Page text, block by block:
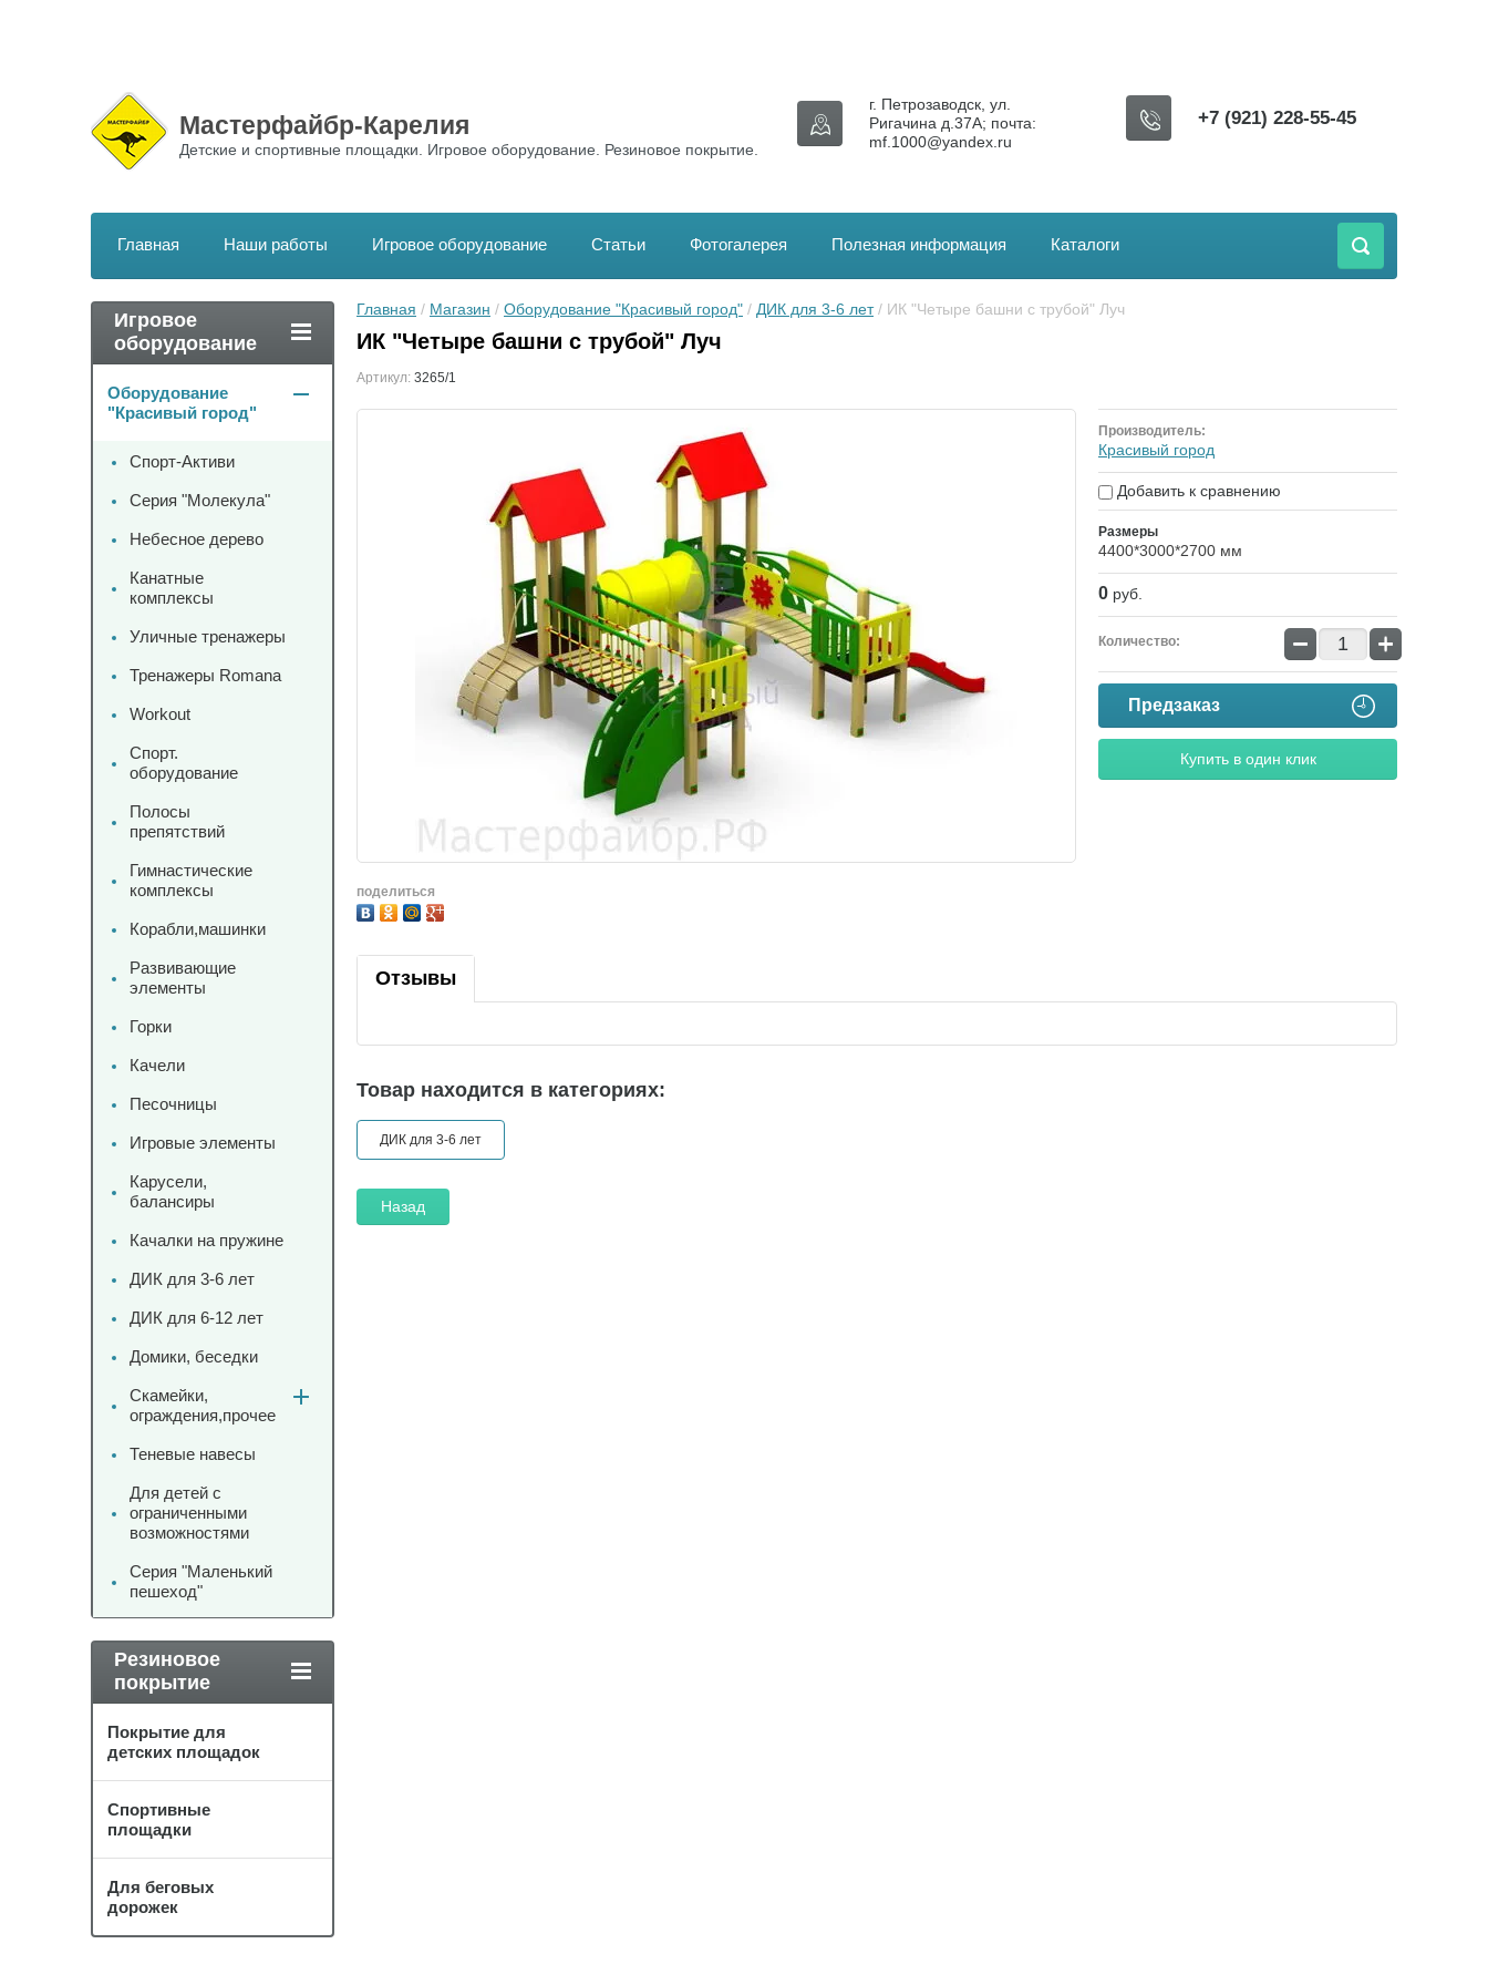
Мастерфайбр-Карелия
Детские и спортивные площадки. Игровое оборудование. Резиновое покрытие.
+7 (921) 228-55-45
г. Петрозаводск, ул.
Ригачина д.37А; почта:
mf.1000@yandex.ru
Главная Наши работы Игровое оборудование Статьи Фотогалерея Полезная информация Каталоги
Главная / Магазин / Оборудование "Красивый город" / ДИК для 3-6 лет / ИК "Четыре башни с трубой" Луч
ИК "Четыре башни с трубой" Луч
Артикул: 3265/1
поделиться
Производитель:
Красивый город
Добавить к сравнению
Размеры
4400*3000*2700 мм
0 руб.
Количество: − +
Предзаказ
Купить в один клик
Отзывы
Товар находится в категориях:
ДИК для 3-6 лет
Назад
Игровое
оборудование
Оборудование
"Красивый город"
Спорт-Активи
Серия "Молекула"
Небесное дерево
Канатные
комплексы
Уличные тренажеры
Тренажеры Romana
Workout
Спорт.
оборудование
Полосы
препятствий
Гимнастические
комплексы
Корабли,машинки
Развивающие
элементы
Горки
Качели
Песочницы
Игровые элементы
Карусели,
балансиры
Качалки на пружине
ДИК для 3-6 лет
ДИК для 6-12 лет
Домики, беседки
Скамейки,
ограждения,прочее
Теневые навесы
Для детей с
ограниченными
возможностями
Серия "Маленький
пешеход"
Резиновое
покрытие
Покрытие для
детских площадок
Спортивные
площадки
Для беговых
дорожек